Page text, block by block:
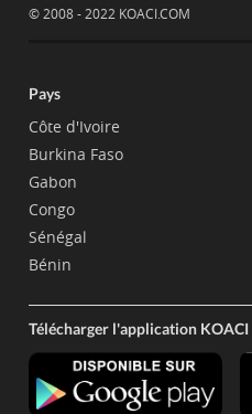
© 2008 - 2022 KOACI.COM
Pays
Côte d'Ivoire
Burkina Faso
Gabon
Congo
Sénégal
Bénin
Télécharger l'application KOACI